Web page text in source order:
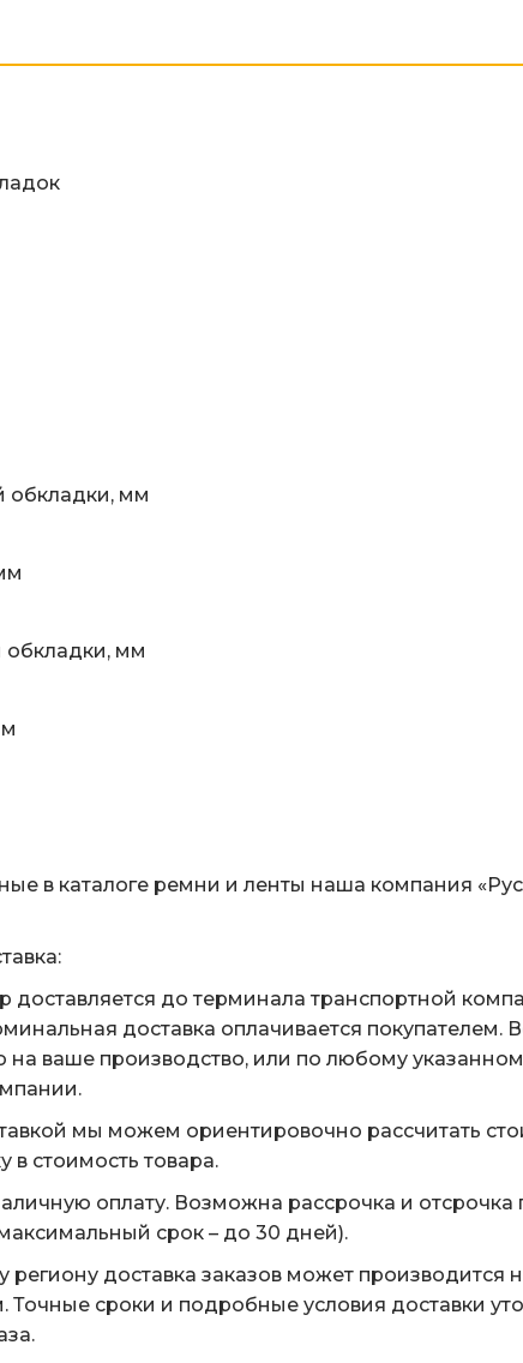
обкладки, мм
мм
в каталоге ремни и ленты наша компания
доставляется до терминала транспортной
доставка оплачивается покупателем.
на ваше производство, или по любому
мы можем ориентировочно рассчитать
в стоимость товара.
оплату. Возможна рассрочка и отсрочка
срок – до 30 дней).
региону доставка заказов может производится
Точные сроки и подробные условия доставки